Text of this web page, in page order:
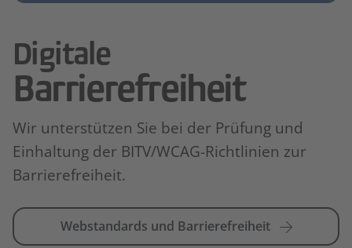
Digitale
Barrierefreiheit
Wir unterstützen Sie bei der Prüfung und
Einhaltung der BITV/WCAG-Richtlinien zur
Barrierefreiheit.
Webstandards und Barrierefreiheit